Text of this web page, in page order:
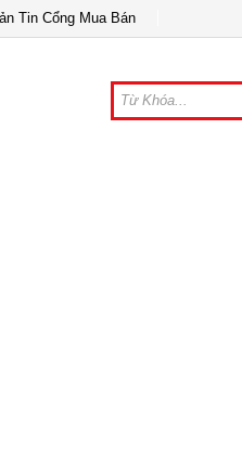
Tin Cổng Mua Bán